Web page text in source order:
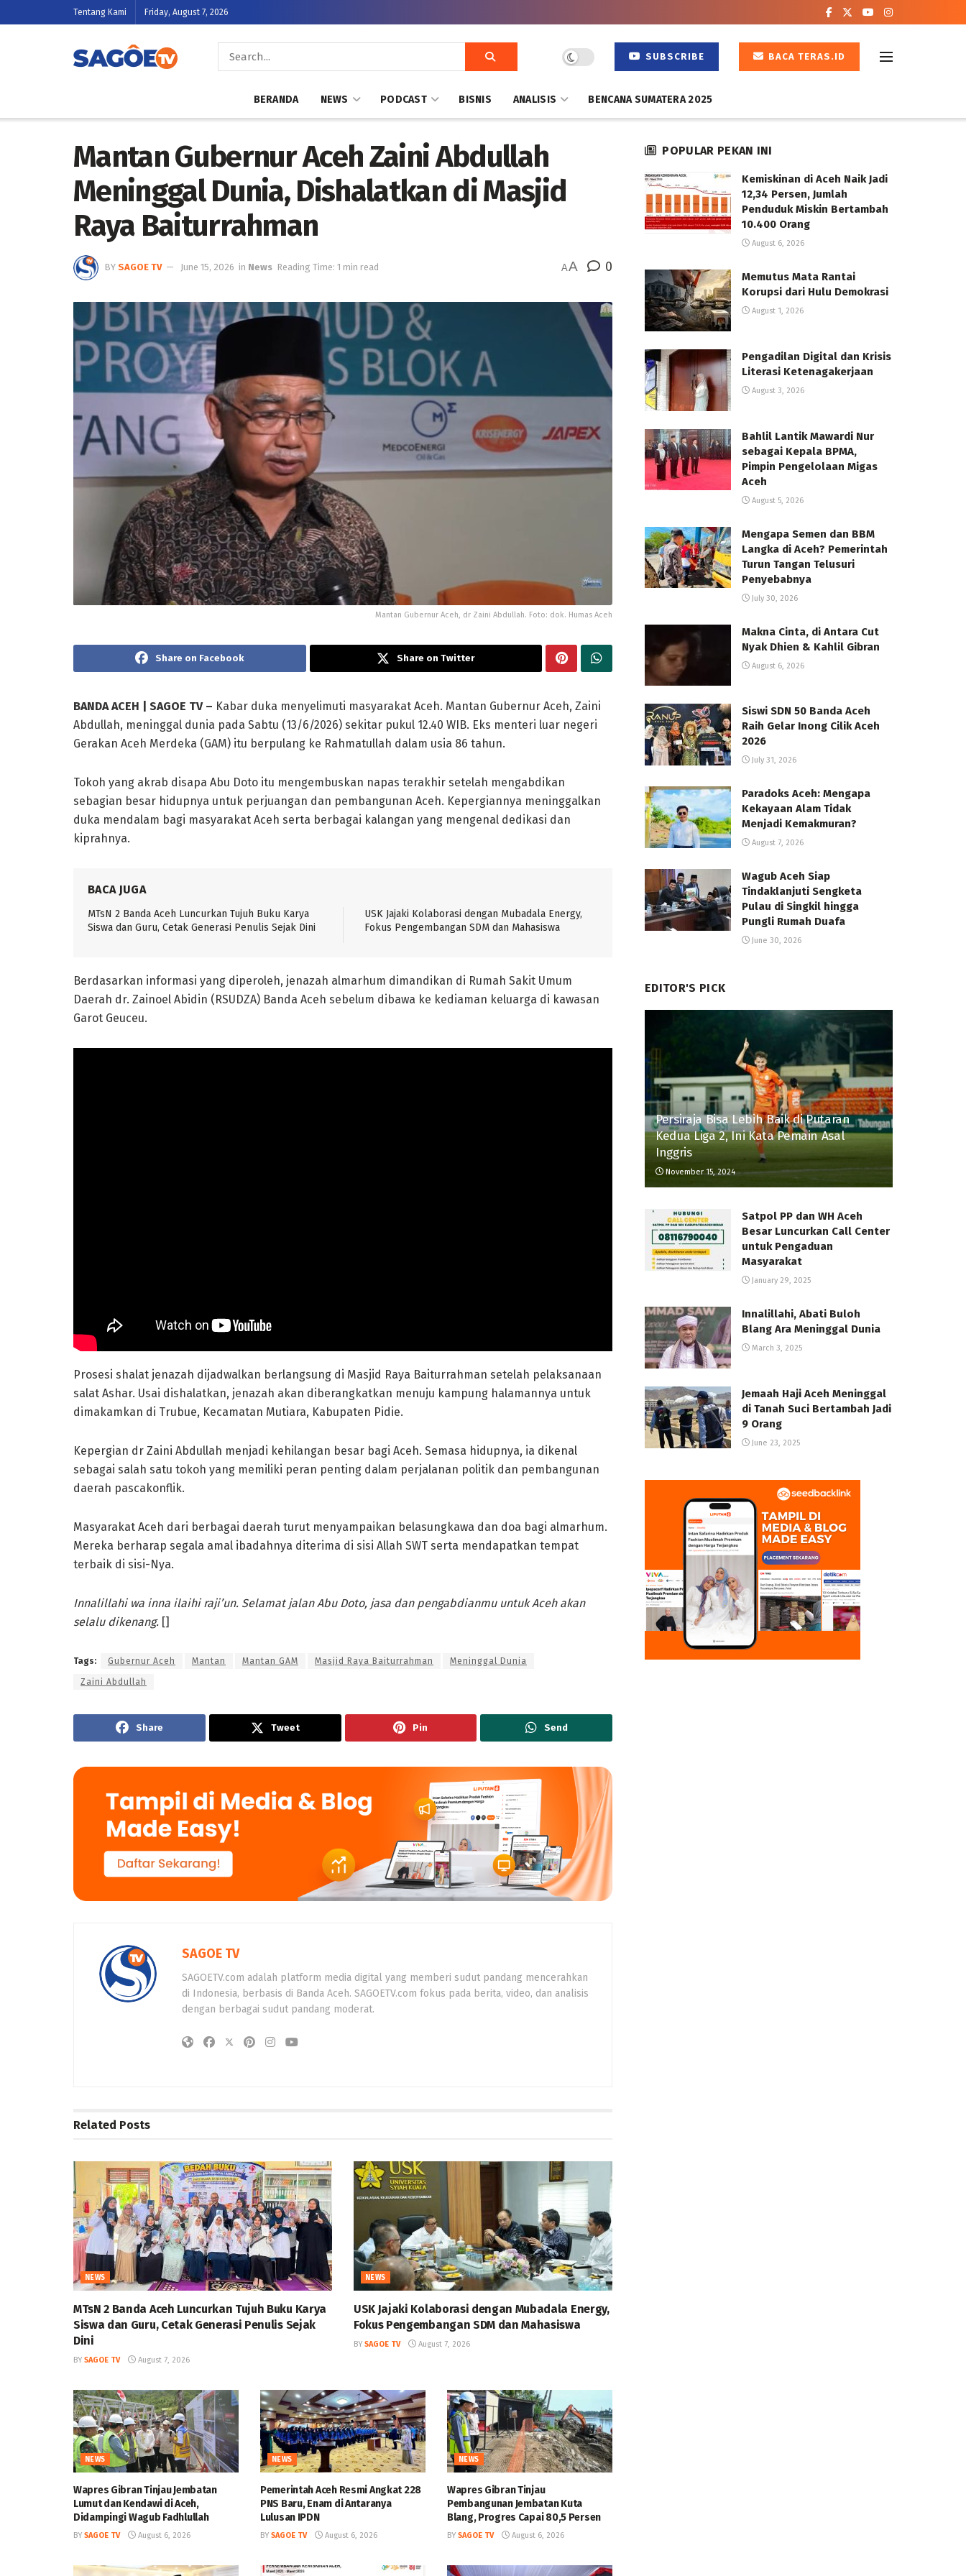
Tentang Kami Friday, August 7, 2026
SUBSCRIBE BACA TERAS.ID
BERANDA NEWS PODCAST BISNIS ANALISIS BENCANA SUMATERA 2025
Mantan Gubernur Aceh Zaini Abdullah
Meninggal Dunia, Dishalatkan di Masjid
Raya Baiturrahman
BY SAGOE TV June 15, 2026 in News Reading Time: 1 min read AA 0
Mantan Gubernur Aceh, dr Zaini Abdullah. Foto: dok. Humas Aceh
Share on Facebook Share on Twitter
BANDA ACEH | SAGOE TV – Kabar duka menyelimuti masyarakat Aceh. Mantan Gubernur Aceh, Zaini
Abdullah, meninggal dunia pada Sabtu (13/6/2026) sekitar pukul 12.40 WIB. Eks menteri luar negeri
Gerakan Aceh Merdeka (GAM) itu berpulang ke Rahmatullah dalam usia 86 tahun.
Tokoh yang akrab disapa Abu Doto itu mengembuskan napas terakhir setelah mengabdikan
sebagian besar hidupnya untuk perjuangan dan pembangunan Aceh. Kepergiannya meninggalkan
duka mendalam bagi masyarakat Aceh serta berbagai kalangan yang mengenal dedikasi dan
kiprahnya.
BACA JUGA
MTsN 2 Banda Aceh Luncurkan Tujuh Buku Karya
Siswa dan Guru, Cetak Generasi Penulis Sejak Dini
USK Jajaki Kolaborasi dengan Mubadala Energy,
Fokus Pengembangan SDM dan Mahasiswa
Berdasarkan informasi yang diperoleh, jenazah almarhum dimandikan di Rumah Sakit Umum
Daerah dr. Zainoel Abidin (RSUDZA) Banda Aceh sebelum dibawa ke kediaman keluarga di kawasan
Garot Geuceu.
Prosesi shalat jenazah dijadwalkan berlangsung di Masjid Raya Baiturrahman setelah pelaksanaan
salat Ashar. Usai dishalatkan, jenazah akan diberangkatkan menuju kampung halamannya untuk
dimakamkan di Trubue, Kecamatan Mutiara, Kabupaten Pidie.
Kepergian dr Zaini Abdullah menjadi kehilangan besar bagi Aceh. Semasa hidupnya, ia dikenal
sebagai salah satu tokoh yang memiliki peran penting dalam perjalanan politik dan pembangunan
daerah pascakonflik.
Masyarakat Aceh dari berbagai daerah turut menyampaikan belasungkawa dan doa bagi almarhum.
Mereka berharap segala amal ibadahnya diterima di sisi Allah SWT serta mendapatkan tempat
terbaik di sisi-Nya.
Innalillahi wa inna ilaihi raji’un. Selamat jalan Abu Doto, jasa dan pengabdianmu untuk Aceh akan
selalu dikenang. []
Tags: Gubernur Aceh Mantan Mantan GAM Masjid Raya Baiturrahman Meninggal Dunia
Zaini Abdullah
Share Tweet Pin Send
SAGOE TV
SAGOETV.com adalah platform media digital yang memberi sudut pandang mencerahkan
di Indonesia, berbasis di Banda Aceh. SAGOETV.com fokus pada berita, video, dan analisis
dengan berbagai sudut pandang moderat.
Related Posts
NEWS
MTsN 2 Banda Aceh Luncurkan Tujuh Buku Karya
Siswa dan Guru, Cetak Generasi Penulis Sejak
Dini
BY SAGOE TV August 7, 2026
NEWS
USK Jajaki Kolaborasi dengan Mubadala Energy,
Fokus Pengembangan SDM dan Mahasiswa
BY SAGOE TV August 7, 2026
NEWS
Wapres Gibran Tinjau Jembatan
Lumut dan Kendawi di Aceh,
Didampingi Wagub Fadhlullah
BY SAGOE TV August 6, 2026
NEWS
Pemerintah Aceh Resmi Angkat 228
PNS Baru, Enam di Antaranya
Lulusan IPDN
BY SAGOE TV August 6, 2026
NEWS
Wapres Gibran Tinjau
Pembangunan Jembatan Kuta
Blang, Progres Capai 80,5 Persen
BY SAGOE TV August 6, 2026
POPULAR PEKAN INI
Kemiskinan di Aceh Naik Jadi
12,34 Persen, Jumlah
Penduduk Miskin Bertambah
10.400 Orang
August 6, 2026
Memutus Mata Rantai
Korupsi dari Hulu Demokrasi
August 1, 2026
Pengadilan Digital dan Krisis
Literasi Ketenagakerjaan
August 3, 2026
Bahlil Lantik Mawardi Nur
sebagai Kepala BPMA,
Pimpin Pengelolaan Migas
Aceh
August 5, 2026
Mengapa Semen dan BBM
Langka di Aceh? Pemerintah
Turun Tangan Telusuri
Penyebabnya
July 30, 2026
Makna Cinta, di Antara Cut
Nyak Dhien & Kahlil Gibran
August 6, 2026
Siswi SDN 50 Banda Aceh
Raih Gelar Inong Cilik Aceh
2026
July 31, 2026
Paradoks Aceh: Mengapa
Kekayaan Alam Tidak
Menjadi Kemakmuran?
August 7, 2026
Wagub Aceh Siap
Tindaklanjuti Sengketa
Pulau di Singkil hingga
Pungli Rumah Duafa
June 30, 2026
EDITOR'S PICK
Persiraja Bisa Lebih Baik di Putaran
Kedua Liga 2, Ini Kata Pemain Asal
Inggris
November 15, 2024
Satpol PP dan WH Aceh
Besar Luncurkan Call Center
untuk Pengaduan
Masyarakat
January 29, 2025
Innalillahi, Abati Buloh
Blang Ara Meninggal Dunia
March 3, 2025
Jemaah Haji Aceh Meninggal
di Tanah Suci Bertambah Jadi
9 Orang
June 23, 2025